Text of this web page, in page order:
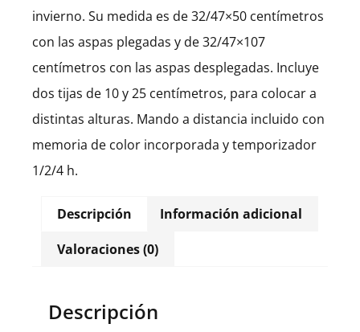
invierno. Su medida es de 32/47×50 centímetros
con las aspas plegadas y de 32/47×107
centímetros con las aspas desplegadas. Incluye
dos tijas de 10 y 25 centímetros, para colocar a
distintas alturas. Mando a distancia incluido con
memoria de color incorporada y temporizador
1/2/4 h.
Descripción
Información adicional
Valoraciones (0)
Descripción